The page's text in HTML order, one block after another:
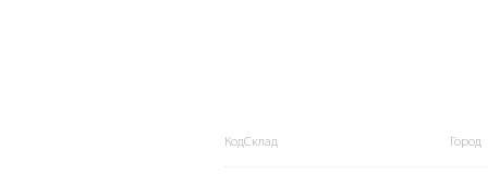
КодСклад Город